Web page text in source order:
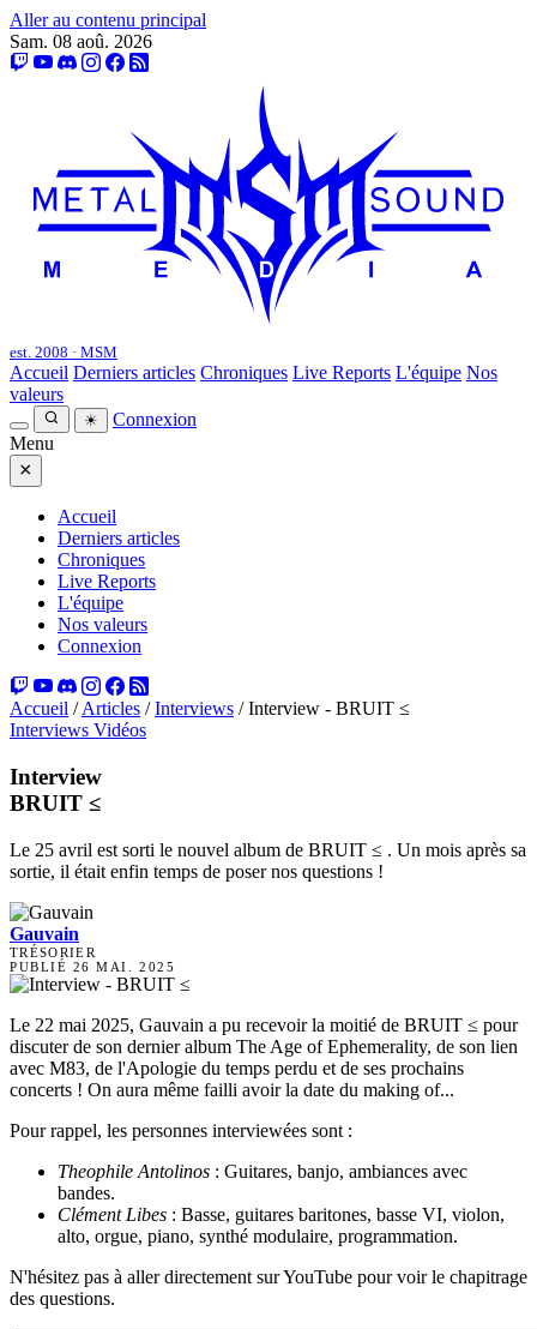
Aller au contenu principal
Sam. 08 aoû. 2026
est. 2008 · MSM
Accueil Derniers articles Chroniques Live Reports L'équipe Nos
valeurs
☀
Connexion
Menu
×
Accueil
Derniers articles
Chroniques
Live Reports
L'équipe
Nos valeurs
Connexion
Accueil / Articles / Interviews / Interview - BRUIT ≤
Interviews Vidéos
Interview
BRUIT ≤
Le 25 avril est sorti le nouvel album de BRUIT ≤ . Un mois après sa
sortie, il était enfin temps de poser nos questions !
Gauvain
TRÉSORIER
PUBLIÉ 26 MAI. 2025
Le 22 mai 2025, Gauvain a pu recevoir la moitié de BRUIT ≤ pour
discuter de son dernier album The Age of Ephemerality, de son lien
avec M83, de l'Apologie du temps perdu et de ses prochains
concerts ! On aura même failli avoir la date du making of...
Pour rappel, les personnes interviewées sont :
Theophile Antolinos : Guitares, banjo, ambiances avec
bandes.
Clément Libes : Basse, guitares baritones, basse VI, violon,
alto, orgue, piano, synthé modulaire, programmation.
N'hésitez pas à aller directement sur YouTube pour voir le chapitrage
des questions.